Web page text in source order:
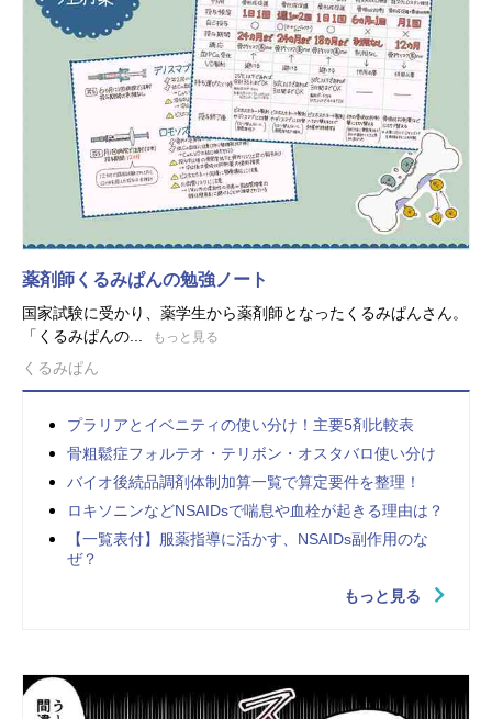
薬剤師くるみぱんの勉強ノート
国家試験に受かり、薬学生から薬剤師となったくるみぱんさん。
「くるみぱんの...
もっと見る
くるみぱん
プラリアとイベニティの使い分け！主要5剤比較表
骨粗鬆症フォルテオ・テリボン・オスタバロ使い分け
バイオ後続品調剤体制加算一覧で算定要件を整理！
ロキソニンなどNSAIDsで喘息や血栓が起きる理由は？
【一覧表付】服薬指導に活かす、NSAIDs副作用のな
ぜ？
もっと見る